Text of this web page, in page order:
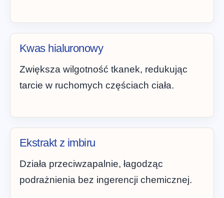
Kwas hialuronowy
Zwiększa wilgotność tkanek, redukując
tarcie w ruchomych częściach ciała.
Ekstrakt z imbiru
Działa przeciwzapalnie, łagodząc
podrażnienia bez ingerencji chemicznej.